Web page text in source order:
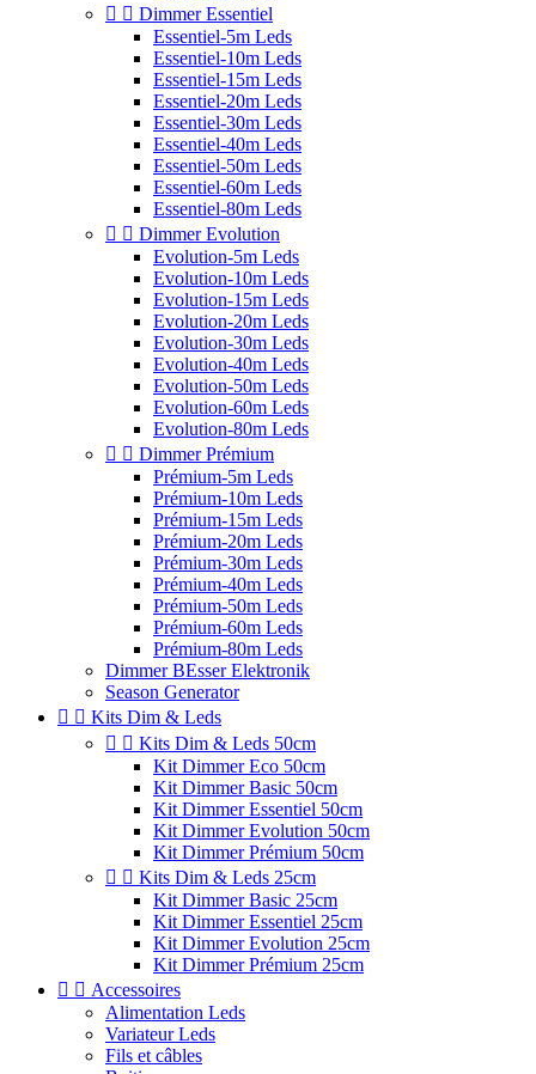
  Dimmer Essentiel
Essentiel-5m Leds
Essentiel-10m Leds
Essentiel-15m Leds
Essentiel-20m Leds
Essentiel-30m Leds
Essentiel-40m Leds
Essentiel-50m Leds
Essentiel-60m Leds
Essentiel-80m Leds
  Dimmer Evolution
Evolution-5m Leds
Evolution-10m Leds
Evolution-15m Leds
Evolution-20m Leds
Evolution-30m Leds
Evolution-40m Leds
Evolution-50m Leds
Evolution-60m Leds
Evolution-80m Leds
  Dimmer Prémium
Prémium-5m Leds
Prémium-10m Leds
Prémium-15m Leds
Prémium-20m Leds
Prémium-30m Leds
Prémium-40m Leds
Prémium-50m Leds
Prémium-60m Leds
Prémium-80m Leds
Dimmer BEsser Elektronik
Season Generator
  Kits Dim & Leds
  Kits Dim & Leds 50cm
Kit Dimmer Eco 50cm
Kit Dimmer Basic 50cm
Kit Dimmer Essentiel 50cm
Kit Dimmer Evolution 50cm
Kit Dimmer Prémium 50cm
  Kits Dim & Leds 25cm
Kit Dimmer Basic 25cm
Kit Dimmer Essentiel 25cm
Kit Dimmer Evolution 25cm
Kit Dimmer Prémium 25cm
  Accessoires
Alimentation Leds
Variateur Leds
Fils et câbles